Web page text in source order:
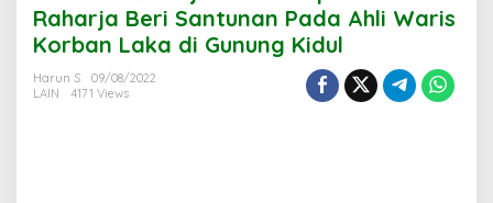
Gerak
Cepat
Jasa
Raharja Beri Santunan Pada Ahli Waris
Korban Laka di Gunung Kidul
Harun S
09/08/2022
LAIN
4171 Views